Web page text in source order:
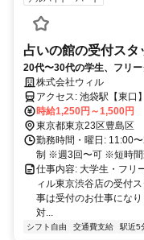
占いの館の受付スタ
20代〜30代の学生、フリ
株式会社ウィル
アクセス: 池袋駅【東口】又は【35番出口】から徒歩3分。 サンシャ
イン60通り沿いのユニク
時給1,250円～1,500円
東京都東京23区豊島区
勤務時間・曜日: 11:00
制 ※週3回〜可 ※短時間
仕事内容: 大学生・フリ
ィル東京渋谷店の受付
事は受付のお仕事にな
対...
シフト自由 交通費支給 駅近5